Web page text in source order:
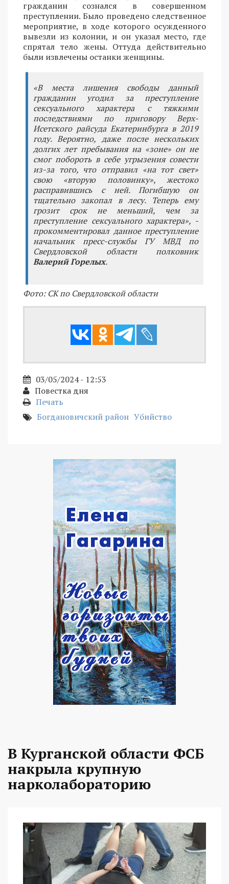
гражданин сознался в совершенном
преступлении. Было проведено следственное
мероприятие, в ходе которого осужденного
вывезли из колонии, и он указал место, где
спрятал тело жены. Оттуда действительно
были извлечены останки женщины.
«В места лишения свободы данный
гражданин угодил за преступление
сексуального характера с тяжкими
последствиями по приговору Верх-
Исетского райсуда Екатеринбурга в 2019
году. Вероятно, даже после нескольких
долгих лет пребывания на «зоне» он не
смог побороть в себе угрызения совести
из-за того, что отправил «на тот свет»
свою «вторую половинку», жестоко
расправившись с ней. Погибшую он
тщательно закопал в лесу. Теперь ему
грозит срок не меньший, чем за
преступление сексуального характера», -
прокомментировал данное преступление
начальник пресс-службы ГУ МВД по
Свердловской области полковник
Валерий Горелых.
Фото: СК по Свердловской области
03/05/2024 - 12:53
Повестка дня
Печать
Богдановичский район Убийство
В Курганской области ФСБ
накрыла крупную
нарколабораторию